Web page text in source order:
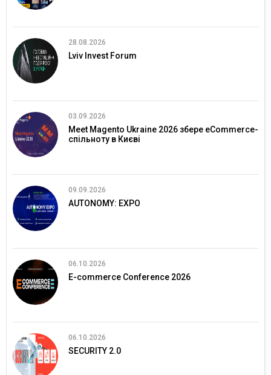
28.08.2026
Lviv Invest Forum
03.09.2026
Meet Magento Ukraine 2026 збере eCommerce-
спільноту в Києві
09.09.2026
AUTONOMY: EXPO
06.10.2026
E-commerce Conference 2026
06.10.2026
SECURITY 2.0